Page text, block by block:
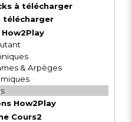
à télécharger
télécharger
& Arpèges
How2Play
Cours2